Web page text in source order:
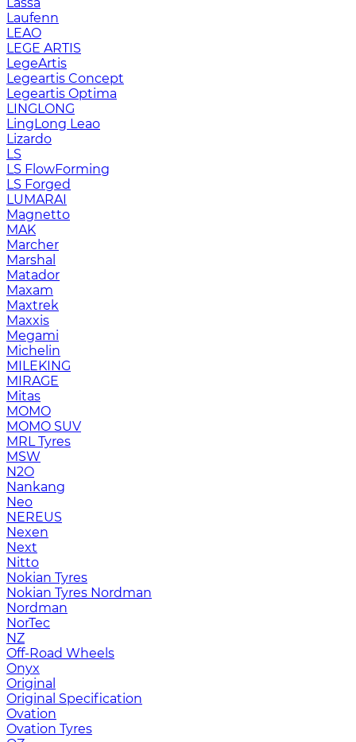
Laufenn
LEAO
LEGE ARTIS
LegeArtis
Legeartis Concept
Legeartis Optima
LINGLONG
LingLong Leao
Lizardo
LS
LS FlowForming
LS Forged
LUMARAI
Magnetto
MAK
Marcher
Marshal
Matador
Maxam
Maxtrek
Maxxis
Megami
Michelin
MILEKING
MIRAGE
Mitas
MOMO
MOMO SUV
MRL Tyres
MSW
N2O
Nankang
Neo
NEREUS
Nexen
Next
Nitto
Nokian Tyres
Nokian Tyres Nordman
Nordman
NorTec
NZ
Off-Road Wheels
Onyx
Original
Original Specification
Ovation
Ovation Tyres